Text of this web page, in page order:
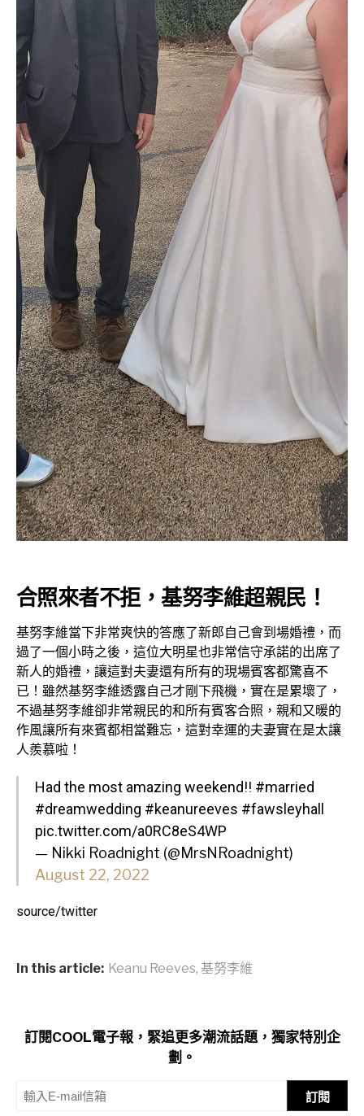
合照來者不拒，基努李維超親民！
基努李維當下非常爽快的答應了新郎自己會到場婚禮，而
過了一個小時之後，這位大明星也非常信守承諾的出席了
新人的婚禮，讓這對夫妻還有所有的現場賓客都驚喜不
已！雖然基努李維透露自己才剛下飛機，實在是累壞了，
不過基努李維卻非常親民的和所有賓客合照，親和又暖的
作風讓所有來賓都相當難忘，這對幸運的夫妻實在是太讓
人羨慕啦！
Had the most amazing weekend!! #married
#dreamwedding #keanureeves #fawsleyhall
pic.twitter.com/a0RC8eS4WP
— Nikki Roadnight (@MrsNRoadnight)
August 22, 2022
source/twitter
In this article: Keanu Reeves, 基努李維
訂閱COOL電子報，緊追更多潮流話題，獨家特別企
劃。
訂閱